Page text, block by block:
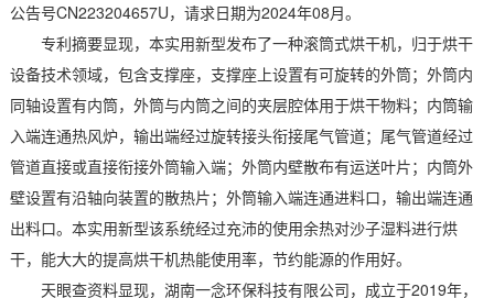
公告号CN223204657U，请求日期为2024年08月。
专利摘要显现，本实用新型发布了一种滚筒式烘干机，归于烘干
设备技术领域，包含支撑座，支撑座上设置有可旋转的外筒；外筒内
同轴设置有内筒，外筒与内筒之间的夹层腔体用于烘干物料；内筒输
入端连通热风炉，输出端经过旋转接头衔接尾气管道；尾气管道经过
管道直接或直接衔接外筒输入端；外筒内壁散布有运送叶片；内筒外
壁设置有沿轴向装置的散热片；外筒输入端连通进料口，输出端连通
出料口。本实用新型该系统经过充沛的使用余热对沙子湿料进行烘
干，能大大的提高烘干机热能使用率，节约能源的作用好。
天眼查资料显现，湖南一念环保科技有限公司，成立于2019年，